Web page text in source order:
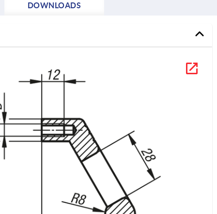
DOWNLOADS